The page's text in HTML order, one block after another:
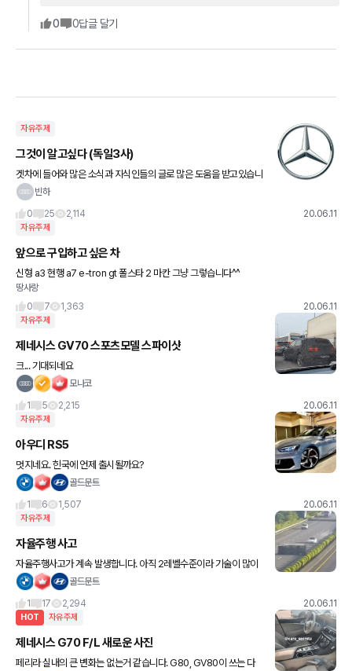
0 0답글 달기
자유주제
그것이 알고싶다 (독일3사)
겟차에 들어와 많은 소식과 지식인들의 글로 많은 도움을 받고있습니
다 특히나 독3사의 인기는 여전한데 그중에서 여기계신분들은 대부
서
빈하
0
25 2,114 20.06.11
자유주제
앞으로 구입하고 싶은 차
신형 a3 현행 a7 e-tron gt 폴스타 2 마칸 그냥 그렇습니다^^
땅사랑
0
7 1,363 20.06.11
자유주제
제네시스 GV70 스포츠모델 스파이샷
크... 기대되네요
모나코
1
5 2,215 20.06.11
자유주제
아우디 RS5
멋지네요. 힌국에 언제 출시될까요?
골드문트
1
6 1,507 20.06.11
자유주제
자율주행 사고
자율주행사고가 계속 발생합니다. 아직 2레벨수준이라 기술이 많이
떨어집니다. 맹신하지 맙시다. 오토파일럿 옵션이 760만원이고, 가
골드문트
1
17 2,294 20.06.11
HOT 자유주제
제네시스 G70 F/L 새로운 사진
페리라 실내의 큰 변화는 없는거 같습니다. G80, GV80이 쓰는 다